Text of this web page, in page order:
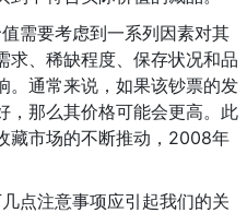
需要考虑到一系列因素对其
求、稀缺程度、保存状况和品
。通常来说，如果该钞票的发
，那么其价格可能会更高。此
藏市场的不断推动，2008年
点注意事项应引起我们的关